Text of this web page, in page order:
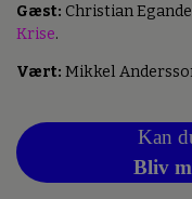
Gæst: Christian
Krise.
Vært: Mikkel
Kan
Bliv